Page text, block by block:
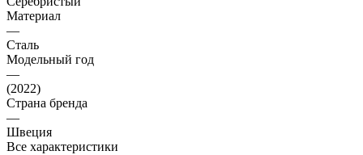
Материал
—
Сталь
Модельный год
—
(2022)
Страна бренда
—
Швеция
Все характеристики